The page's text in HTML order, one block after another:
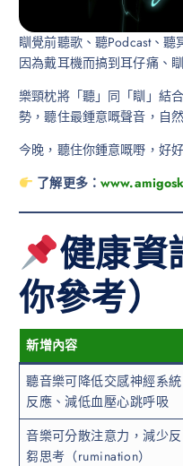
瞓覺前聽歌、聽Podcast、
因為戴耳機而搞到耳仔痛、
樂頸枕將「聽」同「瞓」結
勢，聽住最鍾意嘅聲音，自
今晚，聽住你鍾意嘅嘢，好
了解更多：
健康資
你參考）
新增內容
聽音樂可降低交感神經系統
反應、減低血壓心跳呼吸
音樂可分散注意力，減少反
芻思考（rumination）